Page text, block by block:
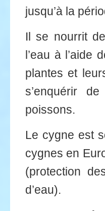
jusqu’à la
Il se nourrit
l’eau à l’aide
plantes et
s’enquérir
poissons.
Le cygne est
cygnes en
(protection
d’eau).